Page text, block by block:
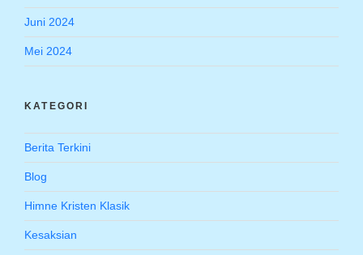
Juni 2024
Mei 2024
KATEGORI
Berita Terkini
Blog
Himne Kristen Klasik
Kesaksian